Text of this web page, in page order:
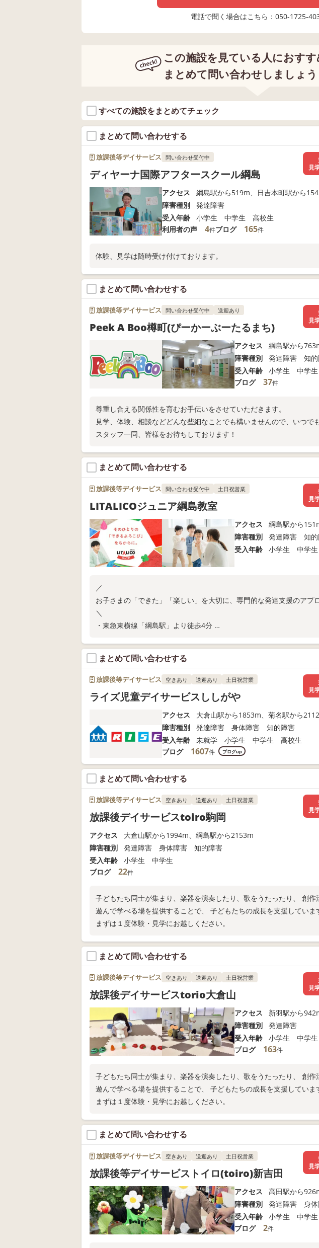
電話で聞く場合はこちら：050-1725-
この施設を見ている人におす
まとめて問い合わせしましょう
すべての施設をまとめてチェック
まとめて問い合わせする
放課後等デイサービス 問い合わせ受付中
ディヤーナ国際アフタースクール綱島
アクセス
綱島駅から519m、日吉本町駅から
障害種別
発達障害
受入年齢
小学生 中学生 高校生
利用者の声
4件ブログ 165件
体験、見学は随時受け付けております。
見
まとめて問い合わせする
放課後等デイサービス 問い合わせ受付中 送迎あり
Peek A Boo樽町(ぴーかーぶーたるまち)
アクセス
綱島駅から
障害種別
発達障害 知的
受入年齢
小学生 中学
ブログ
37件
尊重し合える関係性を育むお手伝いをさせていただきます。
見学、体験、相談などどんな些細なことでも構いませんので、いつで
スタッフ一同、皆様をお待ちしております！
見
まとめて問い合わせする
放課後等デイサービス 問い合わせ受付中 土日祝営業
LITALICOジュニア綱島教室
アクセス
綱島駅から
障害種別
発達障害 知的
受入年齢
小学生 中学
／
お子さまの「できた」「楽しい」を大切に、専門的な発達支援のアプ
＼
・東急東横線「綱島駅」より徒歩4分
教室の空き状況や無料体験については、以下よりお問い合わせくださ
見
まとめて問い合わせする
放課後等デイサービス 空きあり 送迎あり 土日祝営業
ライズ児童デイサービスししがや
アクセス
大倉山駅から1853m、菊名駅から
障害種別
発達障害 身体障害 知的障害
受入年齢
未就学 小学生 中学生 高校生
ブログ
1607件 ブログup
見
まとめて問い合わせする
放課後等デイサービス 空きあり 送迎あり 土日祝営業
放課後デイサービスtoiro駒岡
アクセス
大倉山駅から1994m、綱島駅から2153m
障害種別
発達障害 身体障害 知的障害
受入年齢
小学生 中学生
ブログ
22件
子どもたち同士が集まり、楽器を演奏したり、歌をうたったり、 創作
遊んで学べる場を提供することで、 子どもたちの成長を支援していま
まずは１度体験・見学にお越しください。
見
まとめて問い合わせする
放課後等デイサービス 空きあり 送迎あり 土日祝営業
放課後デイサービスtorio大倉山
アクセス
新羽駅から
障害種別
発達障害
受入年齢
小学生 中学生
ブログ
163件
子どもたち同士が集まり、楽器を演奏したり、歌をうたったり、 創作
遊んで学べる場を提供することで、 子どもたちの成長を支援していま
まずは１度体験・見学にお越しください。
見
まとめて問い合わせする
放課後等デイサービス 空きあり 送迎あり 土日祝営業
放課後等デイサービストイロ(toiro)新吉田
アクセス
高田駅から
障害種別
発達障害 身
受入年齢
小学生 中学
ブログ
2件
見